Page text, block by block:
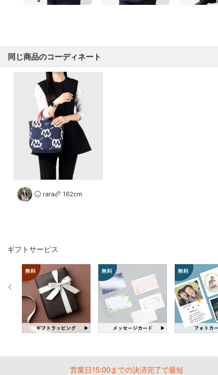
同じ商品のコーディネート
rara 162cm
ギフトサービス
営業日15:00までの決済完了で最短